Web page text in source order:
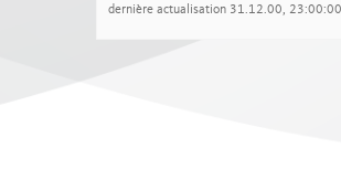
dernière actualisation 31.12.00, 23:00:00